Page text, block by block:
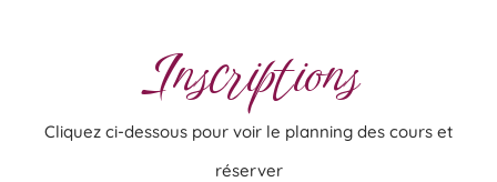
Inscriptions
Cliquez ci-dessous pour voir le planning des cours et
réserver